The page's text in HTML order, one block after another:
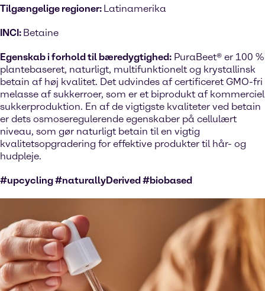
Tilgængelige regioner: Latinamerika
INCI: Betaine
Egenskab i forhold til bæredygtighed: PuraBeet® er 100 %
plantebaseret, naturligt, multifunktionelt og krystallinsk
betain af høj kvalitet. Det udvindes af certificeret GMO-fri
melasse af sukkerroer, som er et biprodukt af kommerciel
sukkerproduktion. En af de vigtigste kvaliteter ved betain
er dets osmoseregulerende egenskaber på cellulært
niveau, som gør naturligt betain til en vigtig
kvalitetsopgradering for effektive produkter til hår- og
hudpleje.
#upcycling #naturallyDerived #biobased